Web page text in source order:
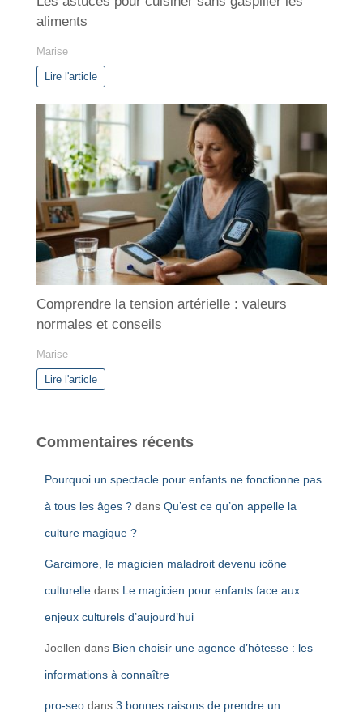
aliments
Marise
Lire l'article
Comprendre la tension artérielle : valeurs
normales et conseils
Marise
Lire l'article
Commentaires récents
Pourquoi un spectacle pour enfants ne fonctionne pas
à tous les âges ? dans Qu’est ce qu’on appelle la
culture magique ?
Garcimore, le magicien maladroit devenu icône
culturelle dans Le magicien pour enfants face aux
enjeux culturels d’aujourd’hui
Joellen dans Bien choisir une agence d’hôtesse : les
informations à connaître
pro-seo dans 3 bonnes raisons de prendre un